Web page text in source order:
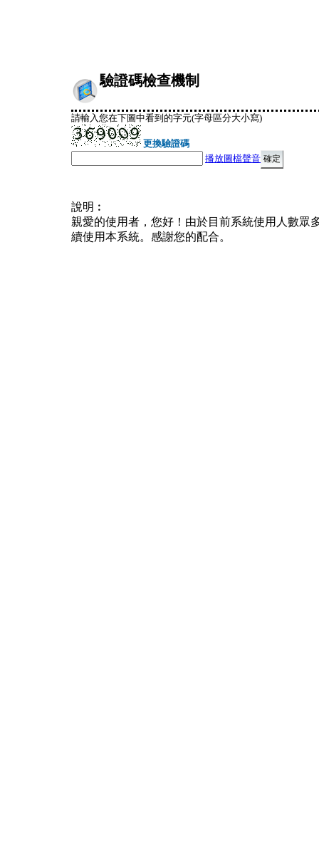
驗證碼檢查機制
請輸入您在下圖中看到的字元(字母區分大小寫)
更換驗證碼
播放圖檔聲音
說明︰
親愛的使用者，您好！由於目前系統使用人數眾
續使用本系統。感謝您的配合。